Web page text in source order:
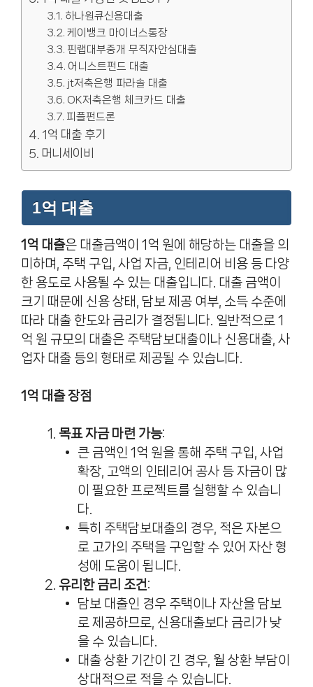
하나원큐신용대출
케이뱅크 마이너스통장
핀랩대부중개 무직자안심대출
어니스트펀드 대출
jt저축은행 파라솔 대출
OK저축은행 체크카드 대출
피플펀드론
1억 대출 후기
머니세이비
1억 대출
1억 대출은 대출금액이 1억 원에 해당하는 대출을 의
미하며, 주택 구입, 사업 자금, 인테리어 비용 등 다양
한 용도로 사용될 수 있는 대출입니다. 대출 금액이
크기 때문에 신용 상태, 담보 제공 여부, 소득 수준에
따라 대출 한도와 금리가 결정됩니다. 일반적으로 1
억 원 규모의 대출은 주택담보대출이나 신용대출, 사
업자 대출 등의 형태로 제공될 수 있습니다.
1억 대출 장점
목표 자금 마련 가능:
큰 금액인 1억 원을 통해 주택 구입, 사업
확장, 고액의 인테리어 공사 등 자금이 많
이 필요한 프로젝트를 실행할 수 있습니
다.
특히 주택담보대출의 경우, 적은 자본으
로 고가의 주택을 구입할 수 있어 자산 형
성에 도움이 됩니다.
유리한 금리 조건:
담보 대출인 경우 주택이나 자산을 담보
로 제공하므로, 신용대출보다 금리가 낮
을 수 있습니다.
대출 상환 기간이 긴 경우, 월 상환 부담이
상대적으로 적을 수 있습니다.